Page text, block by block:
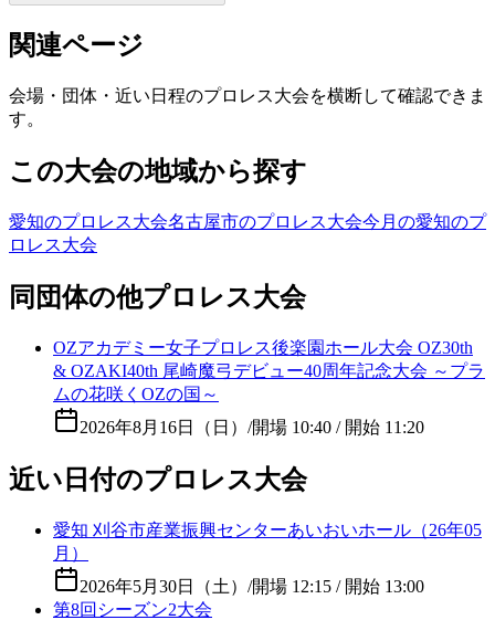
関連ページ
会場・団体・近い日程のプロレス大会を横断して確認できま
す。
この大会の地域から探す
愛知のプロレス大会名古屋市のプロレス大会今月の愛知のプ
ロレス大会
同団体の他プロレス大会
OZアカデミー女子プロレス後楽園ホール大会 OZ30th
& OZAKI40th 尾崎魔弓デビュー40周年記念大会 ～プラ
ムの花咲くOZの国～
2026年8月16日（日） /開場 10:40 / 開始 11:20
近い日付のプロレス大会
愛知 刈谷市産業振興センターあいおいホール（26年05
月）
2026年5月30日（土） /開場 12:15 / 開始 13:00
第8回シーズン2大会